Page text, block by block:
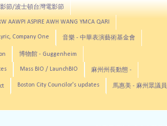
節/波士頓台灣電影節
AAWPI ASPIRE AWH WANG YMCA QARI
Company One 音樂 - 中華表演藝術基金會
博物館 - Guggenheim
Mass BIO / LaunchBIO 麻州州長動態 -
Boston City Councilor's updates 馬惠美 - 麻州眾議員